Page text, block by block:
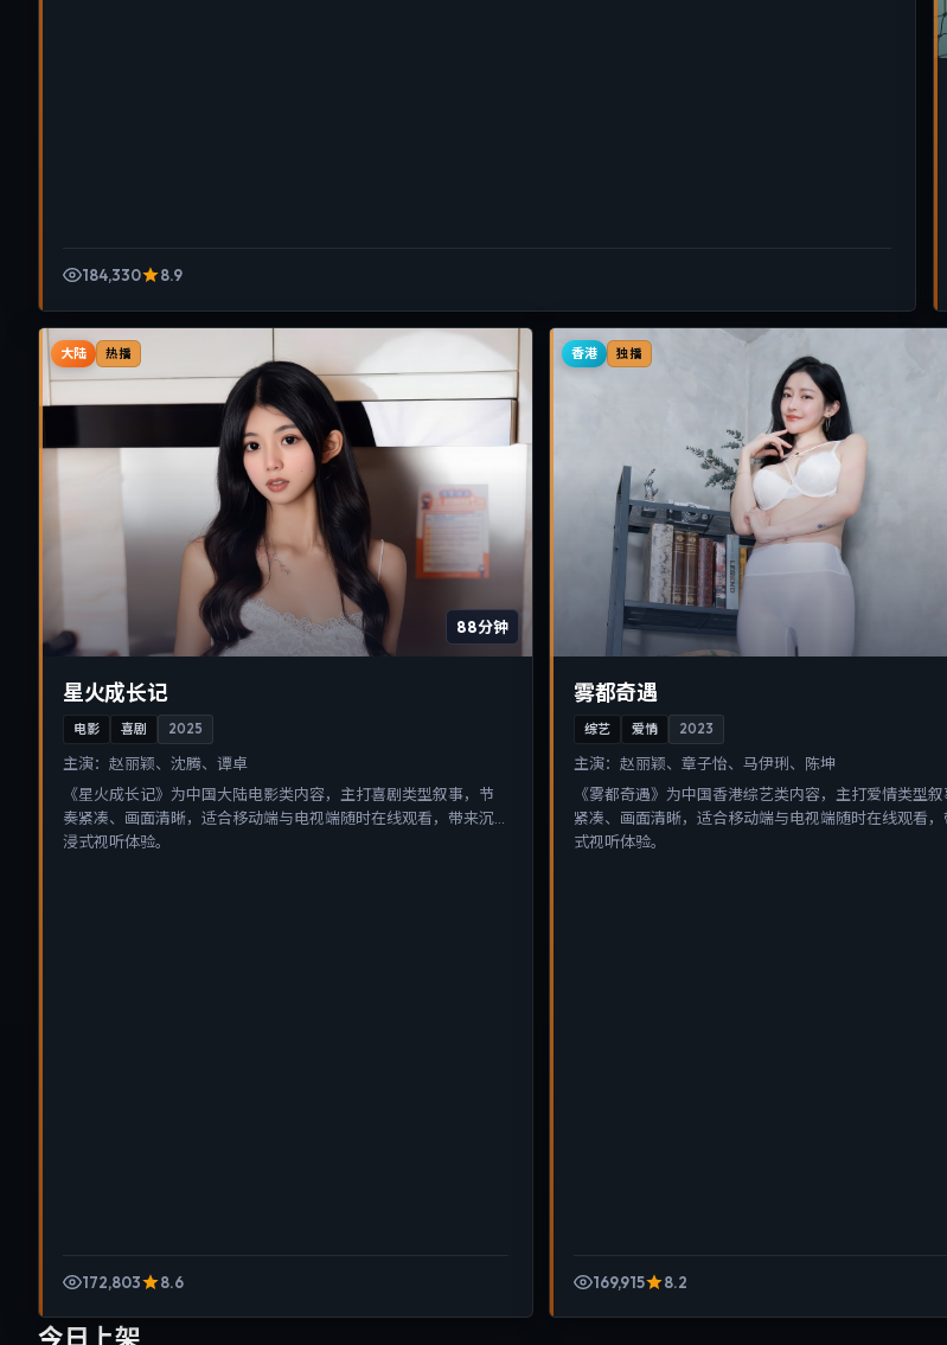
184,330 8.9
大陆 热播
88分钟
星火成长记
电影 喜剧 2025
主演： 赵丽颖、沈腾、谭卓
《星火成长记》为中国大陆电影类内容，主打喜剧类型叙事，节
奏紧凑、画面清晰，适合移动端与电视端随时在线观看，带来沉
浸式视听体验。
172,803 8.6
香港 独播
雾都奇遇
综艺 爱情 2023
主演：赵丽颖、章子怡、马伊琍、陈坤
《雾都奇遇》为中国香港综艺类内容，主打爱情类型
紧凑、画面清晰，适合移动端与电视端随时在线观看
式视听体验。
169,915 8.2
今日上架